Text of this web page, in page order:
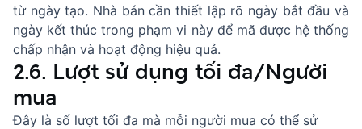
từ ngày tạo. Nhà bán cần thiết lập rõ ngày bắt đầu và
ngày kết thúc trong phạm vi này để mã được hệ thống
chấp nhận và hoạt động hiệu quả.
2.6. Lượt sử dụng tối đa/Người
mua
Đây là số lượt tối đa mà mỗi người mua có thể sử